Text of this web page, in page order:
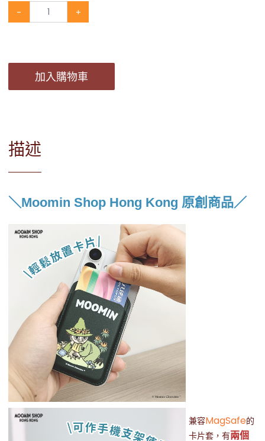
- +
加入購物車
描述
＼Moomin Shop Hong Kong 原創商品／
兼容MagSafe的
卡片套，有兩個